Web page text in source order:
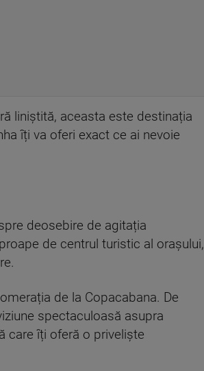
liniștită, aceasta este destinația
îți va oferi exact ce ai nevoie
deosebire de agitația
de centrul turistic al orașului,
de la Copacabana. De
spectaculoasă asupra
care îți oferă o priveliște